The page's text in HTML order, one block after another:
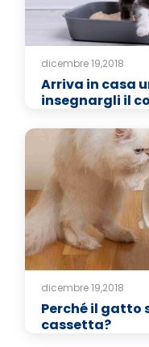
dicembre 19,2018
Arriva in casa
insegnargli il
dicembre 19,2018
Perché il gatto
cassetta?